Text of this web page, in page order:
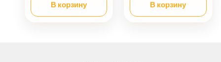
В корзину В корзину